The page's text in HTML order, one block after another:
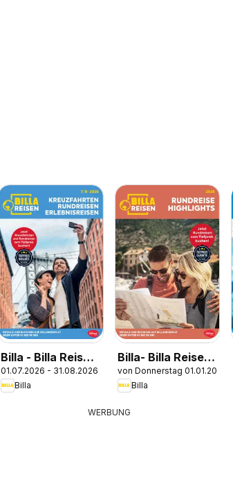
Billa - Billa Reise
Kreuzfahrten
Rundreise
01.07.2026 - 31.08.2026
Billa
Billa- Billa Reisen
Rundreise
Highlights
von Donnerstag 01.01.2026
Billa
WERBUNG